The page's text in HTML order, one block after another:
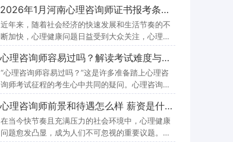
就像被上了发条的机器，不停地运转，焦虑、失
眠、精神内耗就像影子一样紧紧跟着我们。想象一
下，
根据不同城市、咨询师的资历和经验，心理咨询师
的时薪差异明显，尤其是在一线城市如北京、上海
等地。在北京，心理咨询师的收费一般在每次500
元左右，而一些知名专业人士的收费可能会高达
1000元至2000元不等。这一现象引发了人们对心
理咨询师时薪多少的普遍疑问。接下来，我们将
2026年1月河南心理咨询师证书报考条件详解及备考指南
近年来，随着社会经济的快速发展和生活节奏的不
断加快，心理健康问题日益受到大众关注，心理咨
询行业迎来了前所未有的发展机遇。在河南，无论
是职场人士寻求职业转型，还是心理学爱好者追求
专业成长，报考心理咨询师证书都成为了热门选
择。2026年1月河南心理咨询师证书报考工作即将
启动，其报考条件、报名流程及备考要点成为众多
考生关注的核心问题。本文将从报考资格、机构选
择、培训要求、资料准备、考试内容等方面进行全
面
心理咨询师容易过吗？解读考试难度与备考策略
“心理咨询师容易过吗？”这是许多准备踏上心理咨
询师考试征程的考生心中共同的疑问。心理咨询师
这一职业，因其独特的魅力与广阔的发展前景，吸
引着越来越多的人投身其中，而考试作为进入这一
领域的第一道门槛，其难度与备考方法自然备受关
注。本文将深入剖析心理咨询师考试的各个方面，
心理咨询师前景和待遇怎么样 薪资是什么水平
在当今快节奏且充满压力的社会环境中，心理健康
问题愈发凸显，成为人们不可忽视的重要议题。随